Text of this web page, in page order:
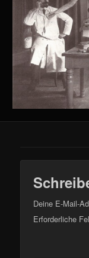
Deine E-Mail-
Erforderliche